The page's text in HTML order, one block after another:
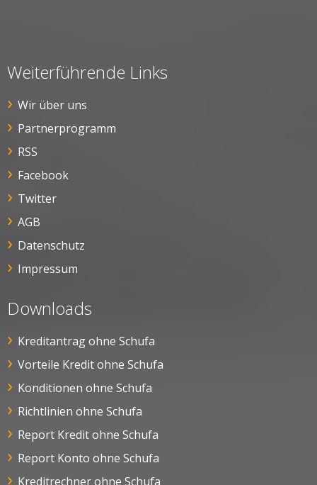
Weiterführende Links
Wir über uns
Partnerprogramm
RSS
Facebook
Twitter
AGB
Datenschutz
Impressum
Downloads
Kreditantrag ohne Schufa
Vorteile Kredit ohne Schufa
Konditionen ohne Schufa
Richtlinien ohne Schufa
Report Kredit ohne Schufa
Report Konto ohne Schufa
Kreditrechner ohne Schufa